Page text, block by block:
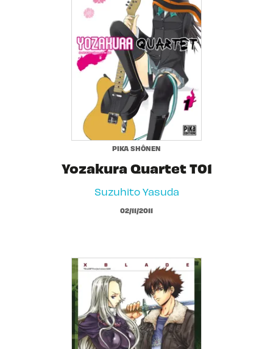
PIKA SHÔNEN
Yozakura Quartet T01
Suzuhito Yasuda
02/11/2011